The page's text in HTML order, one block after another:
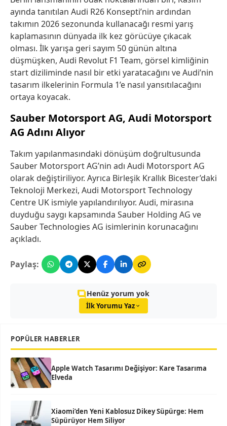
ayında tanıtılan Audi R26 Konsepti’nin ardından
takımın 2026 sezonunda kullanacağı resmi yarış
kaplamasının dünyada ilk kez görücüye çıkacak
olması. İlk yarışa geri sayım 50 günün altına
düşmüşken, Audi Revolut F1 Team, görsel kimliğinin
start diziliminde nasıl bir etki yaratacağını ve Audi’nin
tasarım ilkelerinin Formula 1’e nasıl yansıtılacağını
ortaya koyacak.
Sauber Motorsport AG, Audi Motorsport
AG Adını Alıyor
Takım yapılanmasındaki dönüşüm doğrultusunda
Sauber Motorsport AG’nin adı Audi Motorsport AG
olarak değiştiriliyor. Ayrıca Birleşik Krallık Bicester’daki
Teknoloji Merkezi, Audi Motorsport Technology
Centre UK ismiyle yapılandırılıyor. Audi, mirasına
duyduğu saygı kapsamında Sauber Holding AG ve
Sauber Technologies AG isimlerinin korunacağını
açıkladı.
Paylaş:
Henüz yorum yok
İlk Yorumu Yaz
POPÜLER HABERLER
Apple Watch Tasarımı Değişiyor: Kare Tasarıma
Elveda
Xiaomi’den Yeni Kablosuz Dikey Süpürge: Hem
Süpürüyor Hem Siliyor